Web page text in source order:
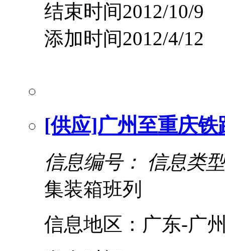
结束时间2012/10/9
添加时间2012/4/12
[供应]广州至重庆
信息编号： 信息类
集装箱班列
信息地区：广东-广